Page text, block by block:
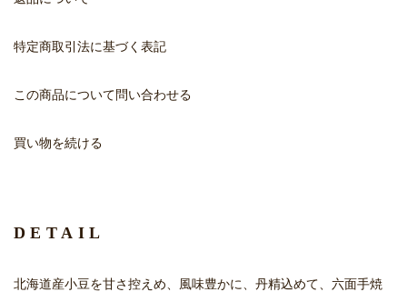
特定商取引法に基づく表記
この商品について問い合わせる
買い物を続ける
DETAIL
北海道産小豆を甘さ控えめ、風味豊かに、丹精込めて、六面手焼